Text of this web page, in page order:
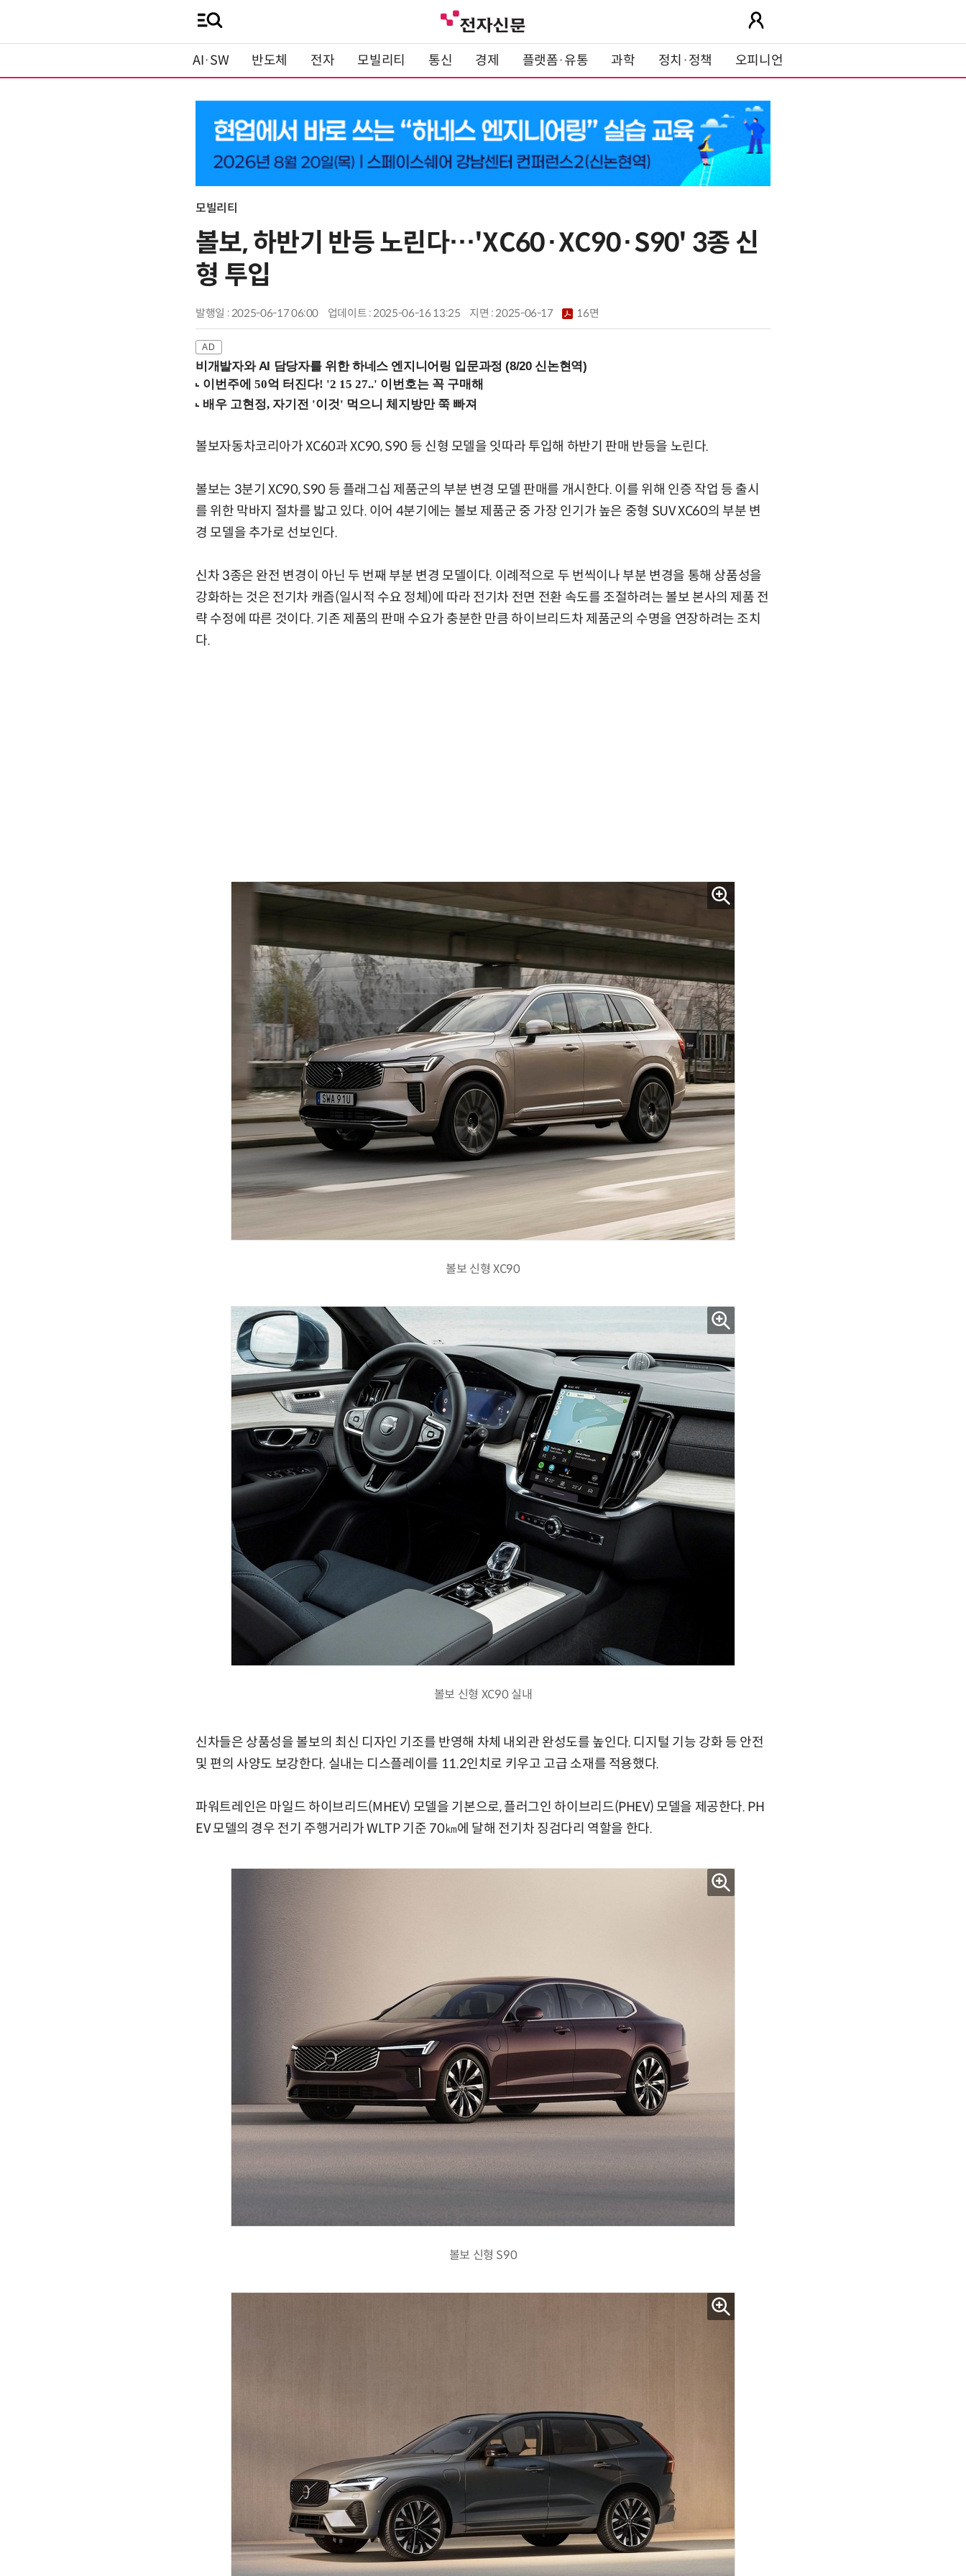
AI·SW 반도체 전자 모빌리티 통신 경제 플랫폼·유통 과학 정치·정책 오피니언
모빌리티
볼보, 하반기 반등 노린다…'XC60·XC90·S90' 3종 신
형 투입
발행일 : 2025-06-17 06:00 업데이트 : 2025-06-16 13:25 지면 :2025-06-17 16면
비개발자와 AI 담당자를 위한 하네스 엔지니어링 입문과정 (8/20 신논현역)
볼보자동차코리아가 XC60과 XC90, S90 등 신형 모델을 잇따라 투입해 하반기 판매 반등을 노린다.
볼보는 3분기 XC90, S90 등 플래그십 제품군의 부분 변경 모델 판매를 개시한다. 이를 위해 인증 작업 등 출시
를 위한 막바지 절차를 밟고 있다. 이어 4분기에는 볼보 제품군 중 가장 인기가 높은 중형 SUV XC60의 부분 변
경 모델을 추가로 선보인다.
신차 3종은 완전 변경이 아닌 두 번째 부분 변경 모델이다. 이례적으로 두 번씩이나 부분 변경을 통해 상품성을
강화하는 것은 전기차 캐즘(일시적 수요 정체)에 따라 전기차 전면 전환 속도를 조절하려는 볼보 본사의 제품 전
략 수정에 따른 것이다. 기존 제품의 판매 수요가 충분한 만큼 하이브리드차 제품군의 수명을 연장하려는 조치
다.
볼보 신형 XC90
볼보 신형 XC90 실내
신차들은 상품성을 볼보의 최신 디자인 기조를 반영해 차체 내외관 완성도를 높인다. 디지털 기능 강화 등 안전
및 편의 사양도 보강한다. 실내는 디스플레이를 11.2인치로 키우고 고급 소재를 적용했다.
파워트레인은 마일드 하이브리드(MHEV) 모델을 기본으로, 플러그인 하이브리드(PHEV) 모델을 제공한다. PH
EV 모델의 경우 전기 주행거리가 WLTP 기준 70㎞에 달해 전기차 징검다리 역할을 한다.
볼보 신형 S90